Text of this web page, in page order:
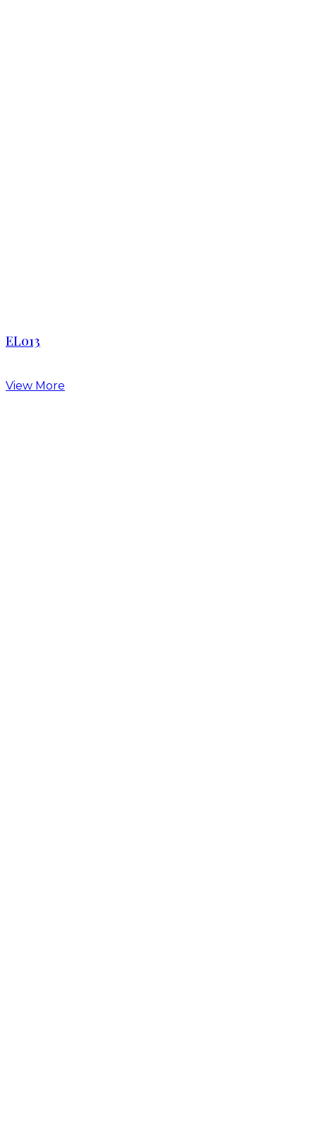
EL013
View More